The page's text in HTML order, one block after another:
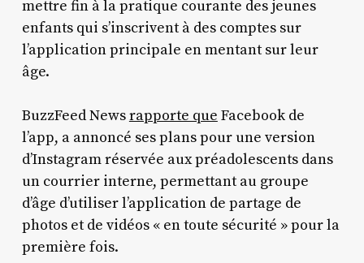
mettre fin à la pratique courante des jeunes
enfants qui s’inscrivent à des comptes sur
l’application principale en mentant sur leur
âge.
BuzzFeed Newsrapporte que Facebook de
l’app, a annoncé ses plans pour une version
d’Instagram réservée aux préadolescents dans
un courrier interne, permettant au groupe
d’âge d’utiliser l’application de partage de
photos et de vidéos « en toute sécurité » pour la
première fois.